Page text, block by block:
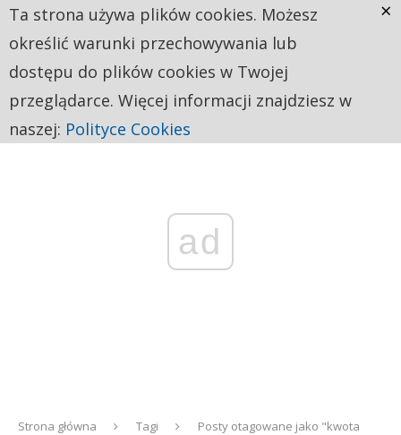
ad
Strona główna Tagi
Posty otagowane jako "kwota
Ta strona używa plików cookies. Możesz
określić warunki przechowywania lub
dostępu do plików cookies w Twojej
przeglądarce. Więcej informacji znajdziesz w
naszej: Polityce Cookies
×